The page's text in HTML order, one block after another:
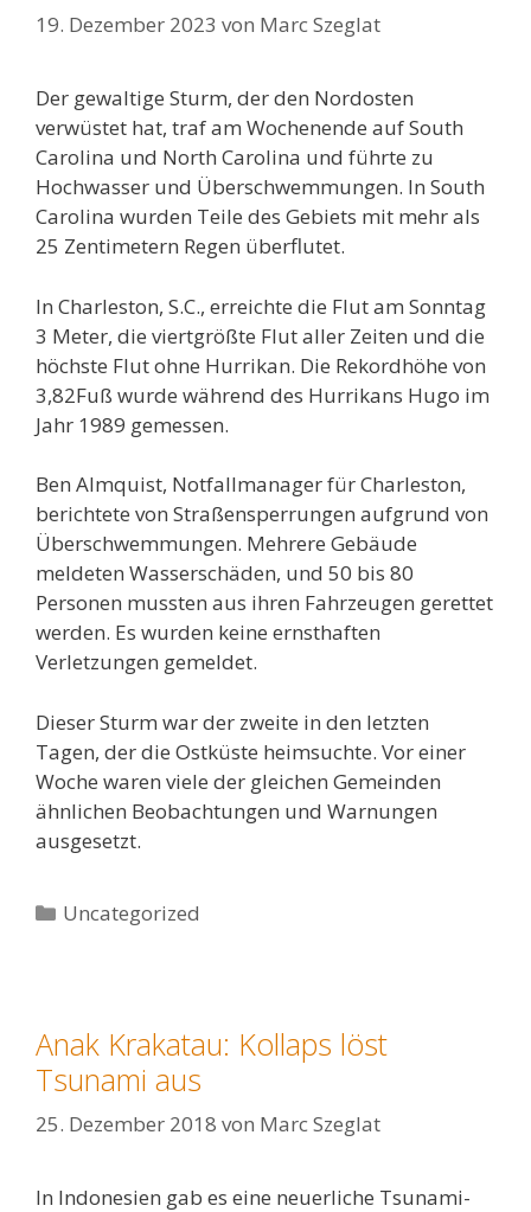
19. Dezember 2023 von Marc Szeglat
Der gewaltige Sturm, der den Nordosten
verwüstet hat, traf am Wochenende auf South
Carolina und North Carolina und führte zu
Hochwasser und Überschwemmungen. In South
Carolina wurden Teile des Gebiets mit mehr als
25 Zentimetern Regen überflutet.
In Charleston, S.C., erreichte die Flut am Sonntag
3 Meter, die viertgrößte Flut aller Zeiten und die
höchste Flut ohne Hurrikan. Die Rekordhöhe von
3,82Fuß wurde während des Hurrikans Hugo im
Jahr 1989 gemessen.
Ben Almquist, Notfallmanager für Charleston,
berichtete von Straßensperrungen aufgrund von
Überschwemmungen. Mehrere Gebäude
meldeten Wasserschäden, und 50 bis 80
Personen mussten aus ihren Fahrzeugen gerettet
werden. Es wurden keine ernsthaften
Verletzungen gemeldet.
Dieser Sturm war der zweite in den letzten
Tagen, der die Ostküste heimsuchte. Vor einer
Woche waren viele der gleichen Gemeinden
ähnlichen Beobachtungen und Warnungen
ausgesetzt.
Kategorien
Uncategorized
Anak Krakatau: Kollaps löst
Tsunami aus
25. Dezember 2018 von Marc Szeglat
In Indonesien gab es eine neuerliche Tsunami-